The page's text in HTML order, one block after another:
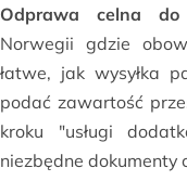
Odprawa celna do
Norwegii gdzie
łatwe, jak wysyłka
podać zawartość
kroku "usługi
niezbędne dokumenty